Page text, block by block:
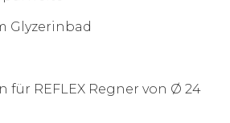
Glyzerinbad
für REFLEX Regner von Ø 24